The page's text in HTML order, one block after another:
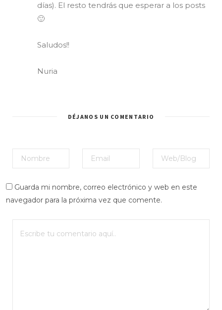
días). El resto tendrás que esperar a los posts
🙂
Saludos!!
Nuria
DÉJANOS UN COMENTARIO
Guarda mi nombre, correo electrónico y web en este
navegador para la próxima vez que comente.